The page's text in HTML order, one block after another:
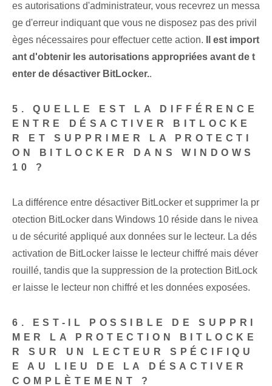
es autorisations d'administrateur, vous recevrez un messa
ge d'erreur indiquant que vous ne disposez pas des privil
èges nécessaires pour effectuer cette action.
Il est import
ant d'obtenir les autorisations appropriées avant de t
enter de désactiver BitLocker..
5. QUELLE EST LA DIFFÉRENCE
ENTRE DÉSACTIVER BITLOCKE
R ET SUPPRIMER LA PROTECTI
ON BITLOCKER DANS WINDOWS
10 ?
La différence entre désactiver BitLocker et supprimer la pr
otection BitLocker dans Windows 10 réside dans le nivea
u de sécurité appliqué aux données sur le lecteur. La dés
activation de BitLocker laisse le lecteur chiffré mais déver
rouillé, tandis que la suppression de la protection BitLock
er laisse le lecteur non chiffré et les données exposées.
6. EST-IL POSSIBLE DE SUPPRI
MER LA PROTECTION BITLOCKE
R SUR UN LECTEUR SPÉCIFIQU
E AU LIEU DE LA DÉSACTIVER
COMPLÈTEMENT ?